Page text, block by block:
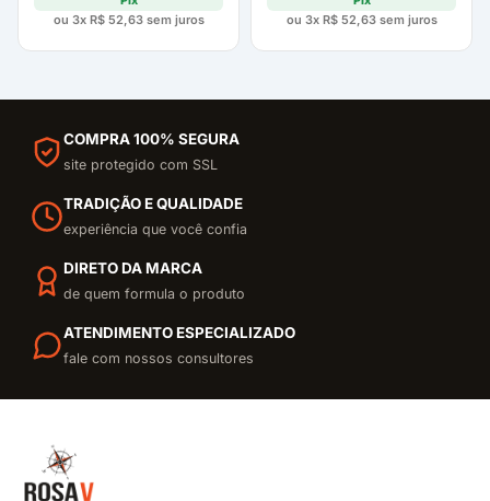
ou 3x R$52,63sem juros ou 3x R$52,63sem juros
COMPRA 100% SEGURA
site protegido com SSL
TRADIÇÃO E QUALIDADE
experiência que você confia
DIRETO DA MARCA
de quem formula o produto
ATENDIMENTO ESPECIALIZADO
fale com nossos consultores